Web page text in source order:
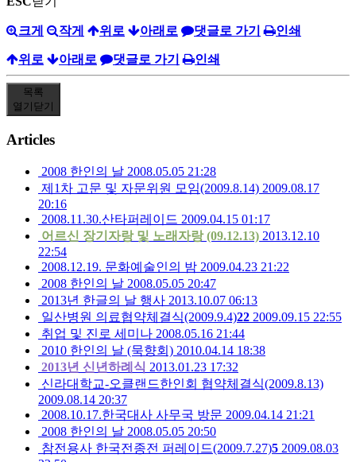
크게 작게 위로 아래로 댓글로 가기 인쇄
위로 아래로 댓글로 가기 인쇄
목록
열기 닫기
Articles
2008 한인의 날 2008.05.05 21:28
제1차 고문 및 자문위원 모임(2009.8.14) 2009.08.17
20:16
2008.11.30.산타퍼레이드 2009.04.15 01:17
어르신 장기자랑 및 노래자랑 (09.12.13) 2013.12.10
22:54
2008.12.19. 문화예술인의 밤 2009.04.23 21:22
2008 한인의 날 2008.05.05 20:47
2013년 한글의 날 행사 2013.10.07 06:13
일산병원 의료협약체결식(2009.9.4)22 2009.09.15 22:55
취업 및 진로 세미나 2008.05.16 21:44
2010 한인의 날 (묵향회) 2010.04.14 18:38
2013년 신년하례식 2013.01.23 17:32
신라대학교-오클랜드한인회 협약체결식(2009.8.13)
2009.08.14 20:37
2008.10.17.한국대사 사무국 방문 2009.04.14 21:21
2008 한인의 날 2008.05.05 20:50
참전용사 한국전종전 퍼레이드(2009.7.27)5 2009.08.03